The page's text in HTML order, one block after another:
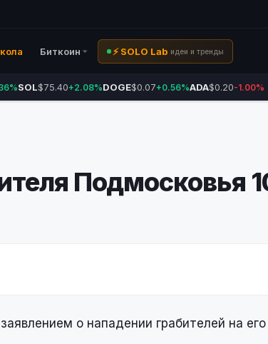
Биткоин ⚡ SOLO Lab идеи и тренды
SOL$75.40+2.08%DOGE$0.07+0.56%ADA$0.20-1.00%
Подмосковья
о нападении грабителей на